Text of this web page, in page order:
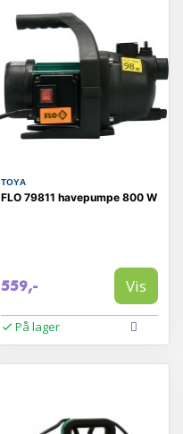
TOYA
FLO 79811 havepumpe 800 W
559,- Vis
På lager